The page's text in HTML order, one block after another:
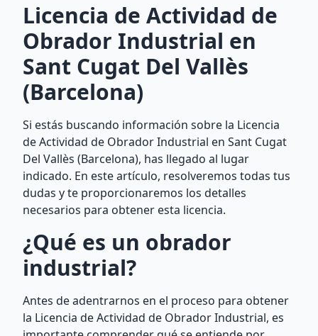
Licencia de Actividad de
Obrador Industrial en
Sant Cugat Del Vallès
(Barcelona)
Si estás buscando información sobre la Licencia
de Actividad de Obrador Industrial en Sant Cugat
Del Vallès (Barcelona), has llegado al lugar
indicado. En este artículo, resolveremos todas tus
dudas y te proporcionaremos los detalles
necesarios para obtener esta licencia.
¿Qué es un obrador
industrial?
Antes de adentrarnos en el proceso para obtener
la Licencia de Actividad de Obrador Industrial, es